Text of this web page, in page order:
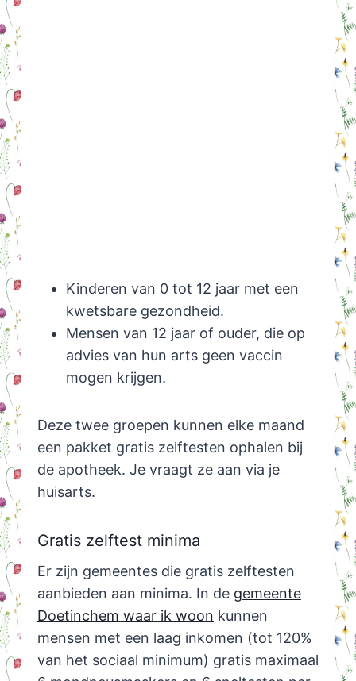
Kinderen van 0 tot 12 jaar met een
kwetsbare gezondheid.
Mensen van 12 jaar of ouder, die op
advies van hun arts geen vaccin
mogen krijgen.
Deze twee groepen kunnen elke maand
een pakket gratis zelftesten ophalen bij
de apotheek. Je vraagt ze aan via je
huisarts.
Gratis zelftest minima
Er zijn gemeentes die gratis zelftesten
aanbieden aan minima. In de gemeente
Doetinchem waar ik woon kunnen
mensen met een laag inkomen (tot 120%
van het sociaal minimum) gratis maximaal